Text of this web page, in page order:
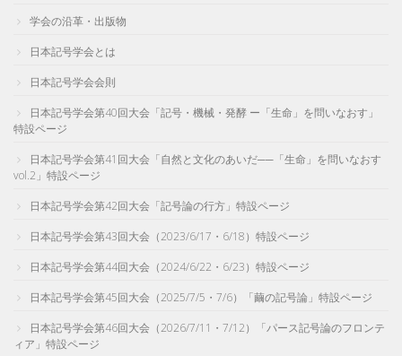
学会の沿革・出版物
日本記号学会とは
日本記号学会会則
日本記号学会第40回大会「記号・機械・発酵 ー「生命」を問いなおす」
特設ページ
日本記号学会第41回大会「自然と文化のあいだ──「生命」を問いなおす
vol.2」特設ページ
日本記号学会第42回大会「記号論の行方」特設ページ
日本記号学会第43回大会（2023/6/17・6/18）特設ページ
日本記号学会第44回大会（2024/6/22・6/23）特設ページ
日本記号学会第45回大会（2025/7/5・7/6）「繭の記号論」特設ページ
日本記号学会第46回大会（2026/7/11・7/12）「パース記号論のフロンテ
ィア」特設ページ